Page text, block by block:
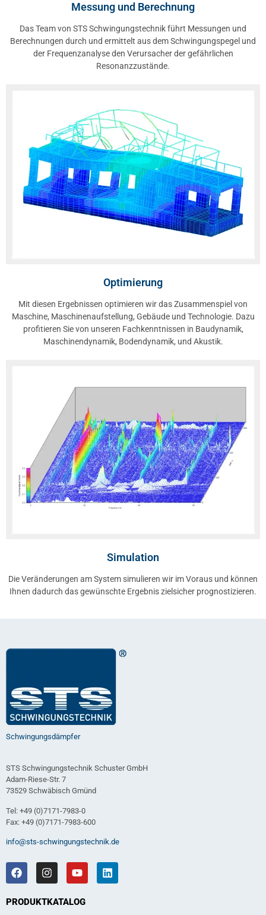
Messung und Berechnung
Das Team von STS Schwingungstechnik führt Messungen und
Berechnungen durch und ermittelt aus dem Schwingungspegel und
der Frequenzanalyse den Verursacher der gefährlichen
Resonanzzustände.
Optimierung
Mit diesen Ergebnissen optimieren wir das Zusammenspiel von
Maschine, Maschinenaufstellung, Gebäude und Technologie. Dazu
profitieren Sie von unseren Fachkenntnissen in Baudynamik,
Maschinendynamik, Bodendynamik, und Akustik.
Simulation
Die Veränderungen am System simulieren wir im Voraus und können
Ihnen dadurch das gewünschte Ergebnis zielsicher prognostizieren.
Schwingungsdämpfer
STS Schwingungstechnik Schuster GmbH
Adam-Riese-Str. 7
73529 Schwäbisch Gmünd
Tel: +49 (0)7171-7983-0
Fax: +49 (0)7171-7983-600
info@sts-schwingungstechnik.de
PRODUKTKATALOG